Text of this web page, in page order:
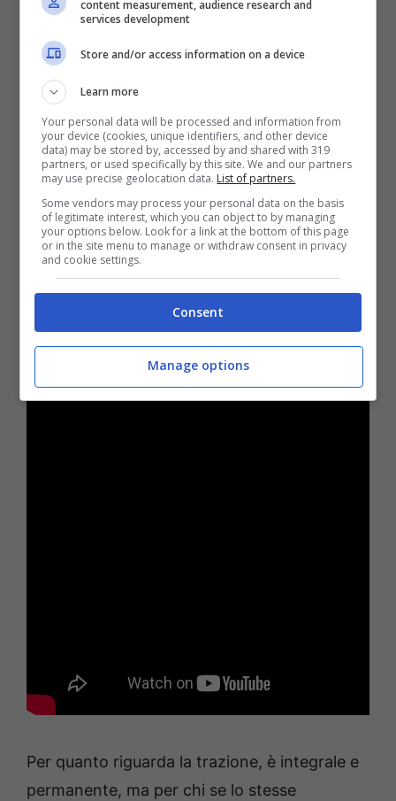
motore, in modo da garantire a chi è al
volante una visibilità di gran lunga migliore
rispetto alla norma.
spinta da un motore BMW V12 da 5 litri, per
una potenza massima di ben 300 cavalli
che significa che anche le prestazioni erano
di primo livello. Il motore era posizionato
trasversalmente al centro, in modo da
garantire l’ottimale distribuzione dei pesi.
Per quanto riguarda la trazione, è integrale e
permanente, ma per chi se lo stesse
content measurement, audience research and
services development
Store and/or access information on a device
Learn more
Your personal data will be processed and information from
your device (cookies, unique identifiers, and other device
data) may be stored by, accessed by and shared with 319
partners, or used specifically by this site. We and our partners
may use precise geolocation data. List of partners.
Some vendors may process your personal data on the basis
of legitimate interest, which you can object to by managing
your options below. Look for a link at the bottom of this page
or in the site menu to manage or withdraw consent in privacy
and cookie settings.
Consent
Manage options